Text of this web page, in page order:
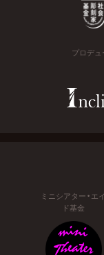
プロデュ
ミニシアター・エイ
ド基金